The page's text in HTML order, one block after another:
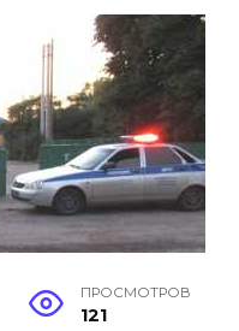
ПРОСМОТРОВ
121